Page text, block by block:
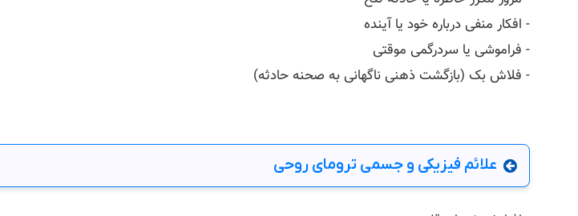
- افکار منفی درباره خود یا آینده
- فراموشی یا سردرگمی موقتی
- فلاش‌ بک (بازگشت ذهنی ناگهانی به صحنه حادثه)
علائم فیزیکی و جسمی ترومای روحی